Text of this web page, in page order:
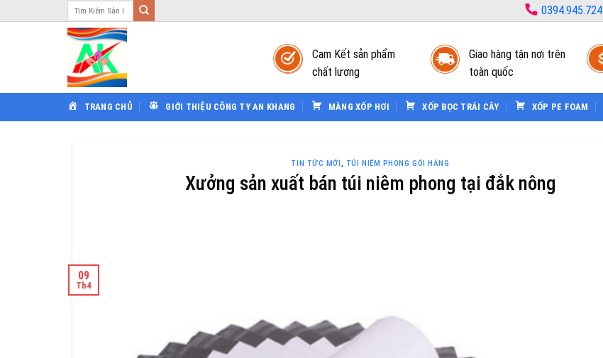
qua
0394.945.724
Cam Kết sản phẩm
chất lượng
Giao hàng tận nơi trên
toàn quốc
TRANG CHỦ GIỚI THIỆU CÔNG TY AN KHANG MÀNG XỐP HƠI XỐP BỌC TRÁI CÂY XỐP PE FOAM
TIN TỨC MỚI, TÚI NIÊM PHONG GÓI HÀNG
Xưởng sản xuất bán túi niêm phong tại đắk nông
09
Th4